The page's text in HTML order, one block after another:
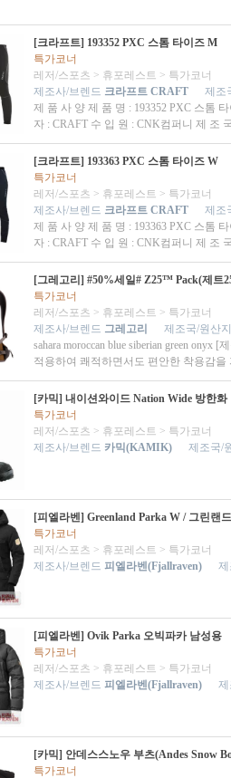
[크라프트] 193352 PXC 스톰 타이즈 M
특가코너
레저/스포츠 > 휴포레스트 > 특가코너
제조사/브렌드 크라프트 CRAFT 제조
제 품 사 양 제 품 명 : 193352 PXC 스톰
자 : CRAFT 수 입 원 : CNK컴퍼니 제 조
[크라프트] 193363 PXC 스톰 타이즈 W
특가코너
레저/스포츠 > 휴포레스트 > 특가코너
제조사/브렌드 크라프트 CRAFT 제조
제 품 사 양 제 품 명 : 193363 PXC 스톰
자 : CRAFT 수 입 원 : CNK컴퍼니 제 조
[그레고리] #50%세일# Z25™ Pack(제트
특가코너
레저/스포츠 > 휴포레스트 > 특가코너
제조사/브렌드 그레고리 제조국/원산지
sahara moroccan blue siberian green
적용하여 쾌적하면서도 편안한 착용감을
[카믹] 내이션와이드 Nation Wide 방한화
특가코너
레저/스포츠 > 휴포레스트 > 특가코너
제조사/브렌드 카믹(KAMIK) 제조국/
[피엘라벤] Greenland Parka W / 그린랜
특가코너
레저/스포츠 > 휴포레스트 > 특가코너
제조사/브렌드 피엘라벤(Fjallraven) 제
[피엘라벤] Ovik Parka 오빅파카 남성용
특가코너
레저/스포츠 > 휴포레스트 > 특가코너
제조사/브렌드 피엘라벤(Fjallraven) 제
[카믹] 안데스스노우 부츠(Andes Snow
특가코너